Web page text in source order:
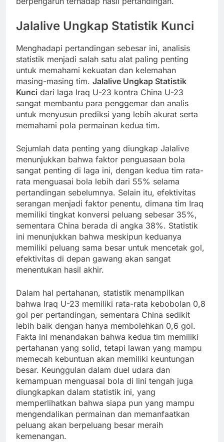
Jalalive Ungkap Statistik Kunci
Menghadapi pertandingan sebesar ini, analisis
statistik menjadi salah satu alat paling penting
untuk memahami kekuatan dan kelemahan
masing-masing tim. Jalalive Ungkap Statistik
Kunci dari laga Iraq U-23 kontra China U-23
sangat membantu para penggemar dan analis
untuk menyusun prediksi yang lebih akurat serta
memahami pola permainan kedua tim.
Sejumlah data penting yang diungkap Jalalive
menunjukkan bahwa faktor penguasaan bola
sangat penting di laga ini, dengan kedua tim rata-
rata menguasai bola lebih dari 55% selama
pertandingan sebelumnya. Selain itu, efektivitas
serangan menjadi faktor penentu, dimana tim Iraq
memiliki tingkat konversi peluang sebesar 35%,
sementara China berada di angka 38%. Statistik
ini menunjukkan bahwa meskipun keduanya
memiliki peluang sama besar untuk mencetak gol,
efektivitas di depan gawang akan sangat
menentukan hasil akhir.
Dalam hal pertahanan, statistik menampilkan
bahwa Iraq U-23 memiliki rata-rata kebobolan 0,8
gol per pertandingan, sementara China sedikit
lebih baik dengan hanya membolehkan 0,6 gol.
Fakta ini menandakan bahwa kedua tim memiliki
pertahanan yang solid, tetapi lawan yang mampu
memecah kebuntuan akan memiliki keuntungan
besar. Keunggulan dalam duel udara dan
kemampuan menguasai bola di lini tengah juga
diungkapkan dalam statistik ini, yang
memperlihatkan bahwa siapa pun yang mampu
mengendalikan permainan dan memanfaatkan
peluang akan berpeluang besar meraih
kemenangan.